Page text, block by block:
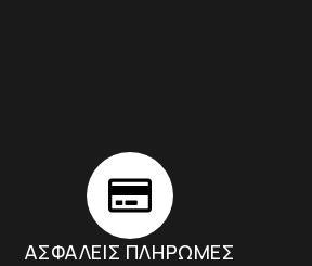
ΑΣΦΑΛΕΊΣ ΠΛΗΡΩΜΈΣ